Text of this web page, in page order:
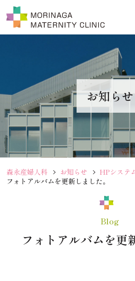
お知らせ
森永産婦人科 お知らせ
HPシステ
フォトアルバムを更新しました。
Blog
フォトアルバムを更